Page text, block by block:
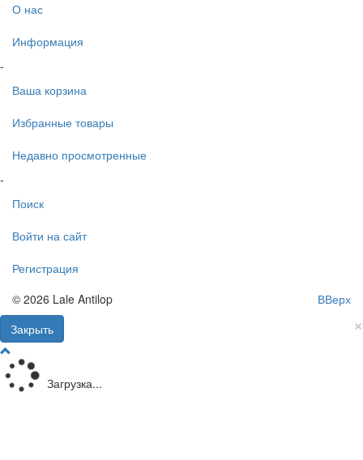
О нас
Информация
-
Ваша корзина
Избранные товары
Недавно просмотренные
-
Поиск
Войти на сайт
Регистрация
ВВерх
© 2026 Lale Antilop
×
Закрыть
Загрузка...